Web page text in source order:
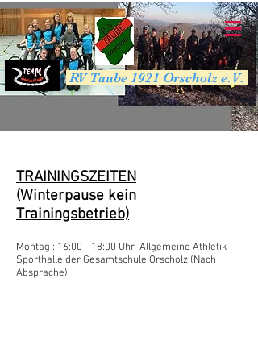
RV Taube 1921 Orscholz e.V.
TRAININGSZEITEN
(Winterpause kein
Trainingsbetrieb)
Montag : 16:00 - 18:00 Uhr Allgemeine Athletik
Sporthalle der Gesamtschule Orscholz (Nach
Absprache)